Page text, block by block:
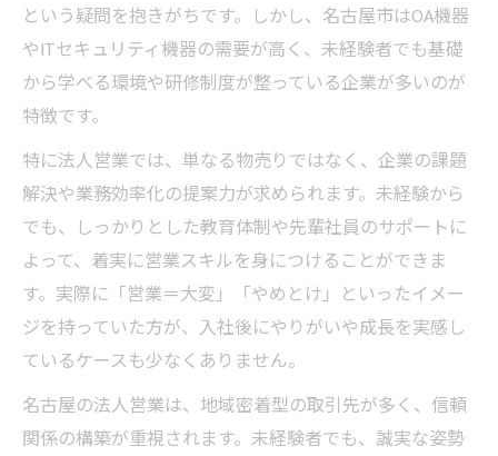
という疑問を抱きがちです。しかし、名古屋市はOA機器
やITセキュリティ機器の需要が高く、未経験者でも基礎
から学べる環境や研修制度が整っている企業が多いのが
特徴です。
特に法人営業では、単なる物売りではなく、企業の課題
解決や業務効率化の提案力が求められます。未経験から
でも、しっかりとした教育体制や先輩社員のサポートに
よって、着実に営業スキルを身につけることができま
す。実際に「営業＝大変」「やめとけ」といったイメー
ジを持っていた方が、入社後にやりがいや成長を実感し
ているケースも少なくありません。
名古屋の法人営業は、地域密着型の取引先が多く、信頼
関係の構築が重視されます。未経験者でも、誠実な姿勢